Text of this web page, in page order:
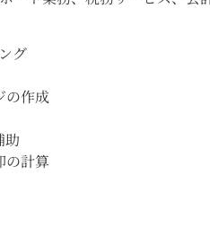
グ
の作成
助
の計算